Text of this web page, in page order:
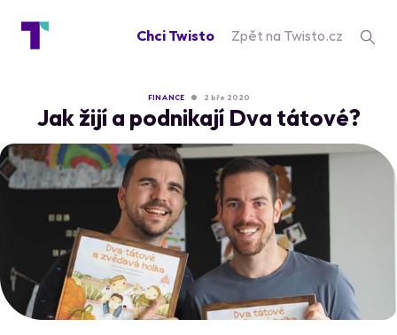
Chci Twisto Zpět na Twisto.cz
FINANCE 2 bře 2020
Jak žijí a podnikají Dva tátové?